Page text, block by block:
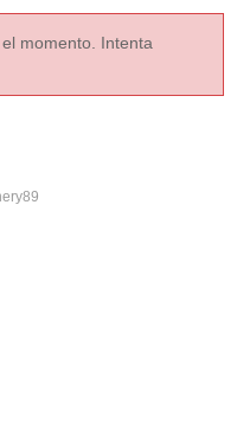
momento. Intenta